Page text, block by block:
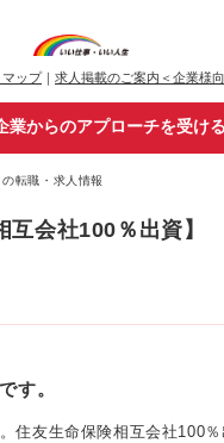
ップ｜ 求人掲載のご案内＜企業様
業からのアプローチを受ける
転職・求人情報
会社100％出資】
す。
住友生命保険相互会社100％